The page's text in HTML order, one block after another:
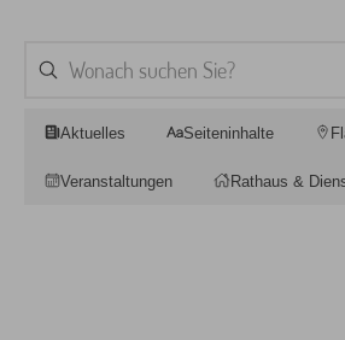
Aktuelles Seiteninhalte
Veranstaltungen Rathaus &